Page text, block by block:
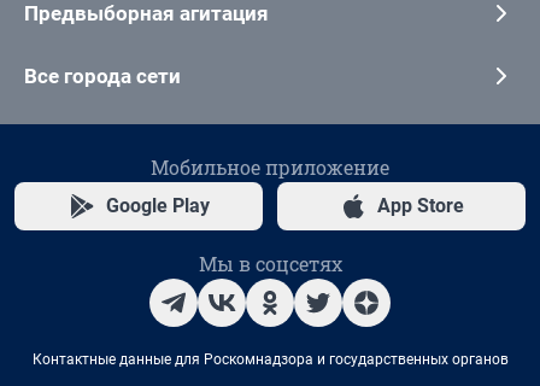
Предвыборная агитация
Все города сети
Мобильное приложение
Google Play App Store
Мы в соцсетях
Контактные данные для Роскомнадзора и государственных органов